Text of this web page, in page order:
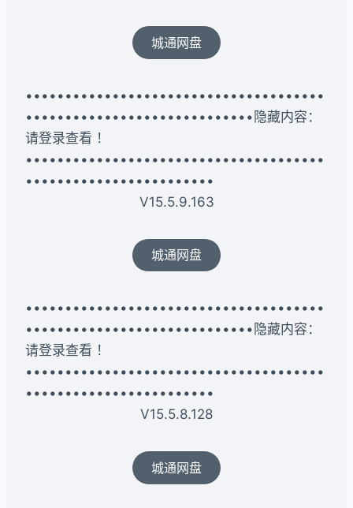
城通网盘
••••••••••••••••••••••••••••••••••••••
•••••••••••••••••••••••••••••隐藏内容：
请登录查看 ！
••••••••••••••••••••••••••••••••••••••
••••••••••••••••••••••••
V15.5.9.163
城通网盘
••••••••••••••••••••••••••••••••••••••
•••••••••••••••••••••••••••••隐藏内容：
请登录查看 ！
••••••••••••••••••••••••••••••••••••••
••••••••••••••••••••••••
V15.5.8.128
城通网盘